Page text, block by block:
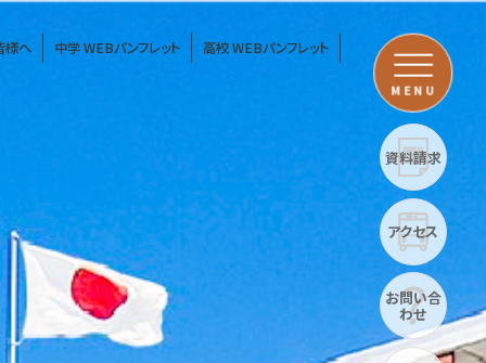
様へ 中学 WEBパンフレット 高校 WEBパンフレット
MENU
資料請求
アクセス
お問い合
わせ